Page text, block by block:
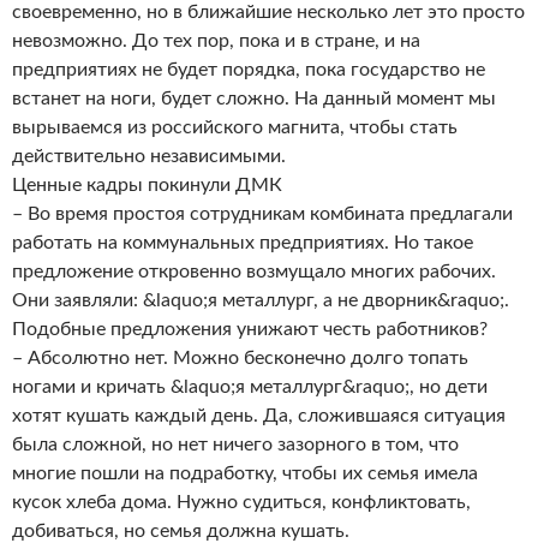
своевременно, но в ближайшие несколько лет это просто
невозможно. До тех пор, пока и в стране, и на
предприятиях не будет порядка, пока государство не
встанет на ноги, будет сложно. На данный момент мы
вырываемся из российского магнита, чтобы стать
действительно независимыми.
Ценные кадры покинули ДМК
– Во время простоя сотрудникам комбината предлагали
работать на коммунальных предприятиях. Но такое
предложение откровенно возмущало многих рабочих.
Они заявляли: &laquo;я металлург, а не дворник&raquo;.
Подобные предложения унижают честь работников?
– Абсолютно нет. Можно бесконечно долго топать
ногами и кричать &laquo;я металлург&raquo;, но дети
хотят кушать каждый день. Да, сложившаяся ситуация
была сложной, но нет ничего зазорного в том, что
многие пошли на подработку, чтобы их семья имела
кусок хлеба дома. Нужно судиться, конфликтовать,
добиваться, но семья должна кушать.